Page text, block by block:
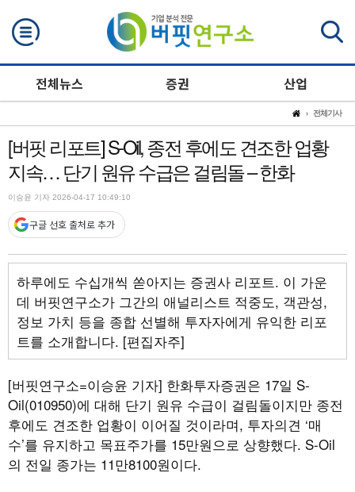
전체뉴스 증권 산업
전체기사
[버핏 리포트] S-Oil, 종전 후에도 견조한 업황
지속… 단기 원유 수급은 걸림돌 – 한화
이승윤 기자 2026-04-17 10:49:10
구글 선호 출처로 추가
하루에도 수십개씩 쏟아지는 증권사 리포트. 이 가운
데 버핏연구소가 그간의 애널리스트 적중도, 객관성,
정보 가치 등을 종합 선별해 투자자에게 유익한 리포
트를 소개합니다. [편집자주]
[버핏연구소=이승윤 기자] 한화투자증권은 17일 S-
Oil(010950)에 대해 단기 원유 수급이 걸림돌이지만 종전
후에도 견조한 업황이 이어질 것이라며, 투자의견 ‘매
수’를 유지하고 목표주가를 15만원으로 상향했다. S-Oil
의 전일 종가는 11만8100원이다.
검색